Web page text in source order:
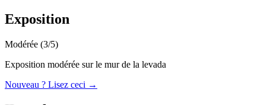
Exposition
Modérée (3/5)
Exposition modérée sur le mur de la levada
Nouveau ? Lisez ceci →